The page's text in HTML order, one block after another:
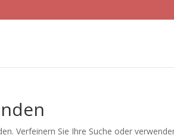
Verfeinern Sie Ihre Suche oder